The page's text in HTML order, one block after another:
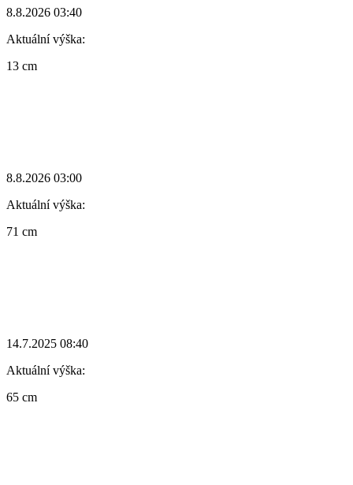
8.8.2026 03:40
Aktuální výška:
13 cm
8.8.2026 03:00
Aktuální výška:
71 cm
14.7.2025 08:40
Aktuální výška:
65 cm